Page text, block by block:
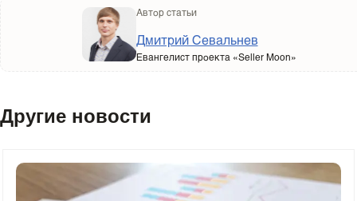
Автор статьи
Дмитрий Севальнев
Евангелист проекта «Seller Moon»
Другие новости